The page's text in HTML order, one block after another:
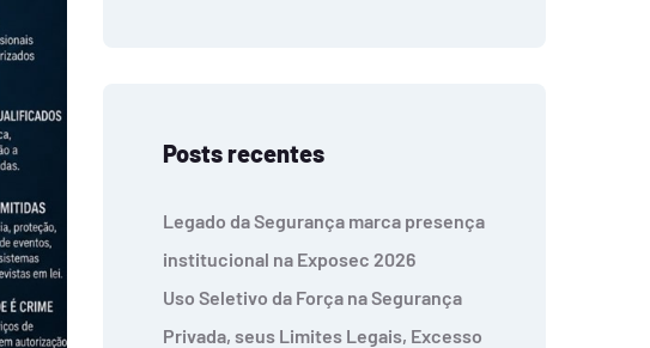
Posts recentes
Legado da Segurança marca presença
institucional na Exposec 2026
Uso Seletivo da Força na Segurança
Privada, seus Limites Legais, Excesso